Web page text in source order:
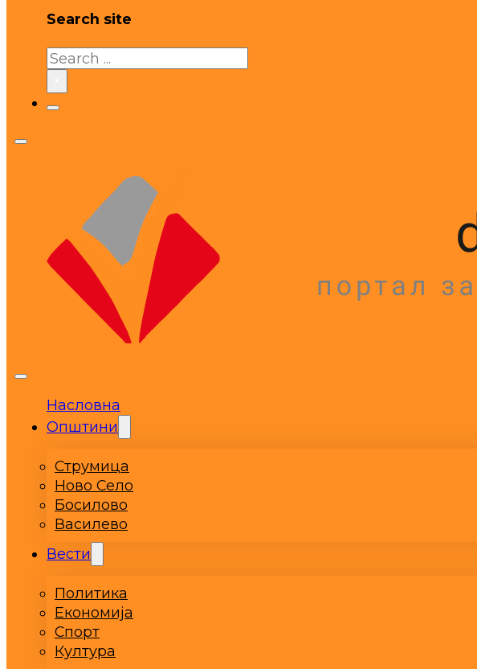
Search site
Search
Насловна
Општини
Струмица
Ново Село
Босилово
Василево
Вести
Политика
Економија
Спорт
Култура